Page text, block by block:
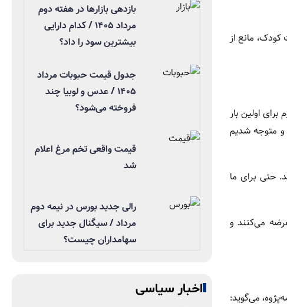
مانع از
مریم، مادر یک کودک ۸ ساله، می‌گوید: «پسرم برای اولین بار
و متوجه شدیم
حتی برای ما
لبوبو را بین ۵۰۰ هزار تا ۲ میلیون تومان عرضه می‌کنند و
می‌گوید:
بازدهی بازارها در هفته دوم
مرداد ۱۴۰۵ / کدام دارایی
بیشترین سود را داد؟
جدول قیمت حبوبات مرداد
۱۴۰۵ / عدس و لوبیا چند
فروخته می‌شود؟
قیمت واقعی تخم مرغ اعلام
شد
رالی جدید بورس در نیمه دوم
مرداد / سیگنال جدید برای
سهامداران چیست؟
اخبار سیاسی